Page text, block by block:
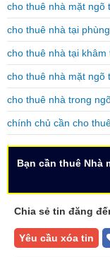
cho thuê nhà mặt ngõ
cho thuê nhà tại
cho thuê nhà tại
cho thuê nhà mặt ngõ
cho thuê nhà trong
chính chủ cần cho
Bạn cần thuê Nhà
Chia sẻ tin đăng
Yêu cầu xóa tin